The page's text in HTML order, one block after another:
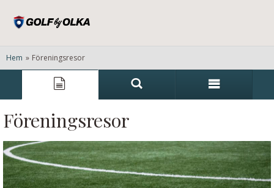
Hem » Föreningsresor
Föreningsresor